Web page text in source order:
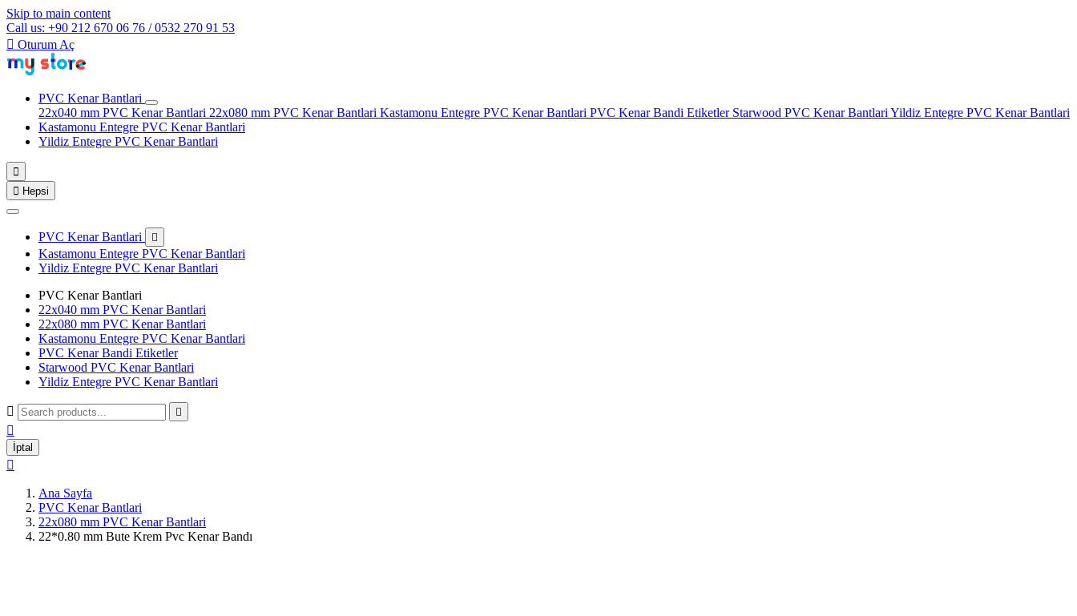
Skip to main content
Call us: +90 212 670 06 76 / 0532 270 91 53
 Oturum Aç
PVC Kenar Bantlari
22x040 mm PVC Kenar Bantlari 22x080 mm PVC Kenar Bantlari Kastamonu Entegre PVC Kenar Bantlari PVC Kenar Bandi Etiketler Starwood PVC Kenar Bantlari Yildiz Entegre PVC Kenar Bantlari
Kastamonu Entegre PVC Kenar Bantlari
Yildiz Entegre PVC Kenar Bantlari

 Hepsi
PVC Kenar Bantlari 
Kastamonu Entegre PVC Kenar Bantlari
Yildiz Entegre PVC Kenar Bantlari
PVC Kenar Bantlari
22x040 mm PVC Kenar Bantlari
22x080 mm PVC Kenar Bantlari
Kastamonu Entegre PVC Kenar Bantlari
PVC Kenar Bandi Etiketler
Starwood PVC Kenar Bantlari
Yildiz Entegre PVC Kenar Bantlari
 

İptal

Ana Sayfa
PVC Kenar Bantlari
22x080 mm PVC Kenar Bantlari
22*0.80 mm Bute Krem Pvc Kenar Bandı